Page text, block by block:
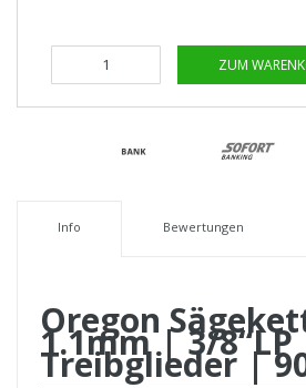
ZUM
Info Bewertungen
Oregon
1.1mm | 3/
Treibglieder |